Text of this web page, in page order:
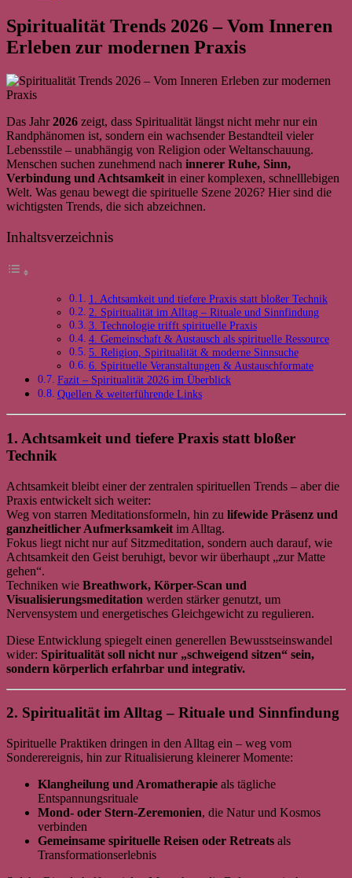
Spiritualität Trends 2026 – Vom Inneren
Erleben zur modernen Praxis
Das Jahr2026 zeigt, dass Spiritualität längst nicht mehr nur ein
Randphänomen ist, sondern ein wachsender Bestandteil vieler
Lebensstile – unabhängig von Religion oder Weltanschauung.
Menschen suchen zunehmend nach innerer Ruhe, Sinn,
Verbindung und Achtsamkeit in einer komplexen, schnelllebigen
Welt. Was genau bewegt die spirituelle Szene 2026? Hier sind die
wichtigsten Trends, die sich abzeichnen.
Inhaltsverzeichnis
1. Achtsamkeit und tiefere Praxis statt bloßer Technik
2. Spiritualität im Alltag – Rituale und Sinnfindung
3. Technologie trifft spirituelle Praxis
4. Gemeinschaft & Austausch als spirituelle Ressource
5. Religion, Spiritualität & moderne Sinnsuche
6. Spirituelle Veranstaltungen & Austauschformate
Fazit – Spiritualität 2026 im Überblick
Quellen & weiterführende Links
1. Achtsamkeit und tiefere Praxis statt bloßer
Technik
Achtsamkeit bleibt einer der zentralen spirituellen Trends – aber die
Praxis entwickelt sich weiter:
Weg von starren Meditationsformeln, hin zu lifewide Präsenz und
ganzheitlicher Aufmerksamkeit im Alltag.
Fokus liegt nicht nur auf Sitzmeditation, sondern auch darauf, wie
Achtsamkeit den Geist beruhigt, bevor wir überhaupt „zur Matte
gehen“.
Techniken wie Breathwork, Körper-Scan und
Visualisierungsmeditation werden stärker genutzt, um
Nervensystem und energetisches Gleichgewicht zu regulieren.
Diese Entwicklung spiegelt einen generellen Bewusstseinswandel
wider: Spiritualität soll nicht nur „schweigend sitzen“ sein,
sondern körperlich erfahrbar und integrativ.
2. Spiritualität im Alltag – Rituale und Sinnfindung
Spirituelle Praktiken dringen in den Alltag ein – weg vom
Sonderereignis, hin zur Ritualisierung kleinerer Momente:
Klangheilung und Aromatherapie als tägliche
Entspannungsrituale
Mond- oder Stern-Zeremonien, die Natur und Kosmos
verbinden
Gemeinsame spirituelle Reisen oder Retreats als
Transformationserlebnis